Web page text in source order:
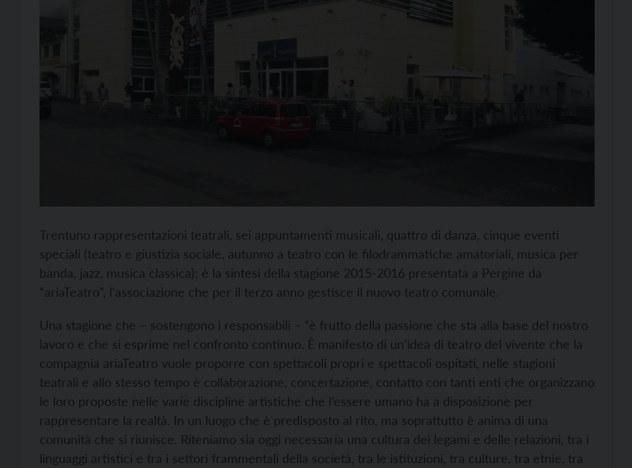
Trentuno rappresentazioni teatrali, sei appuntamenti musicali, quattro di danza, cinque eventi
speciali (teatro e giustizia sociale, autunno a teatro con le filodrammatiche amatoriali, musica per
banda, jazz, musica classica): è la sintesi della stagione 2015-2016 presentata a Pergine da
“ariaTeatro”, l'associazione che per il terzo anno gestisce il nuovo teatro comunale.
Una stagione che – sostengono i responsabili – “è frutto della passione che sta alla base del nostro
lavoro e che si esprime nel confronto continuo. È manifesto di un’idea di teatro del vivente che la
compagnia ariaTeatro vuole proporre con spettacoli propri e spettacoli ospitati, nelle stagioni
teatrali e allo stesso tempo è collaborazione, concertazione, contatto con tanti enti che organizzano
le loro proposte nelle varie discipline artistiche che l’essere umano ha a disposizione per
rappresentare la realtà. In un luogo che è predisposto al rito, ma soprattutto è anima di una
comunità che si riunisce. Riteniamo sia oggi necessaria una cultura dei legami e delle relazioni, tra i
linguaggi artistici e tra i settori frammentali della società, tra le istituzioni, tra culture, tra etnie, tra